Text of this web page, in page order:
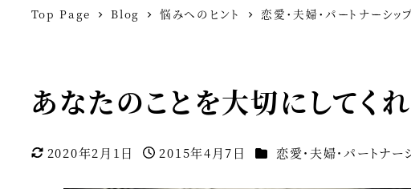
Top Page Blog 悩みへのヒント 恋愛・夫婦・パートナーシッ
あなたのことを大切にしてく
更新日
2020年2月1日
投稿日
2015年4月7日 カテゴリー
恋愛・夫婦・パートナー